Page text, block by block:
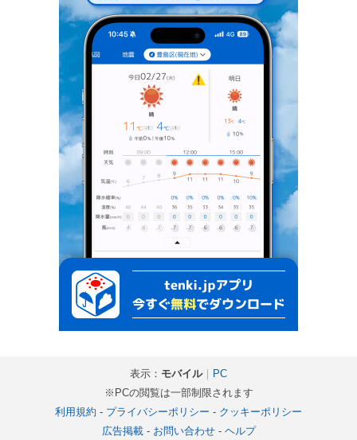
表示： モバイル｜ PC
※PCの閲覧は一部制限されます
利用規約 - プライバシーポリシー - クッキーポリシー
広告掲載- お問い合わせ- ヘルプ